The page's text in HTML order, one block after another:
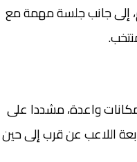
إلى جانب جلسة مهمة مع
واعدة، مشددا على
اللاعب عن قرب إلى حين